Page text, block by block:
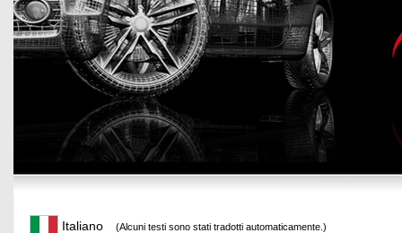
Italiano (Alcuni testi sono stati tradotti automaticamente.)